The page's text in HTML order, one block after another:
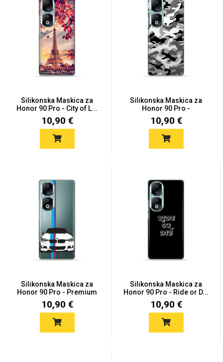
Silikonska Maskica za
Honor 90 Pro - City of L...
10,90 €
Silikonska Maskica za
Honor 90 Pro -
Camouflag...
10,90 €
Silikonska Maskica za
Honor 90 Pro - Premium
C...
10,90 €
Silikonska Maskica za
Honor 90 Pro - Ride or D...
10,90 €
Sportski motivi Obiteljski motivi